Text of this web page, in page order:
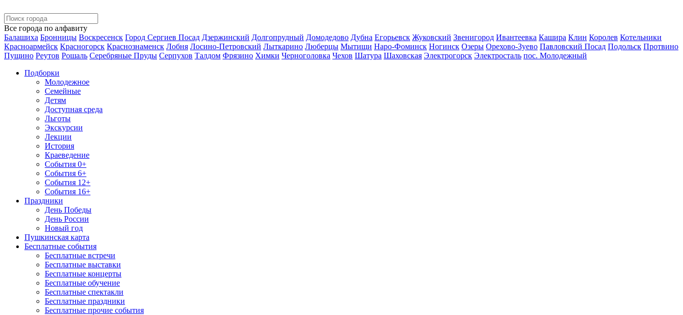
Все города по алфавиту
Балашиха Бронницы Воскресенск Город Сергиев Посад Дзержинский Долгопрудный Домодедово Дубна Егорьевск Жуковский Звенигород Ивантеевка Кашира Клин Королев Котельники
Красноармейск Красногорск Краснознаменск Лобня Лосино-Петровский Лыткарино Люберцы Мытищи Наро-Фоминск Ногинск Озеры Орехово-Зуево Павловский Посад Подольск Протвино
Пущино Реутов Рошаль Серебряные Пруды Серпухов Талдом Фрязино Химки Черноголовка Чехов Шатура Шаховская Электрогорск Электросталь пос. Молодежный
Подборки
Молодежное
Семейные
Детям
Доступная среда
Льготы
Экскурсии
Лекции
История
Краеведение
События 0+
События 6+
События 12+
События 16+
Праздники
День Победы
День России
Новый год
Пушкинская карта
Бесплатные события
Бесплатные встречи
Бесплатные выставки
Бесплатные концерты
Бесплатные обучение
Бесплатные спектакли
Бесплатные праздники
Бесплатные прочие события